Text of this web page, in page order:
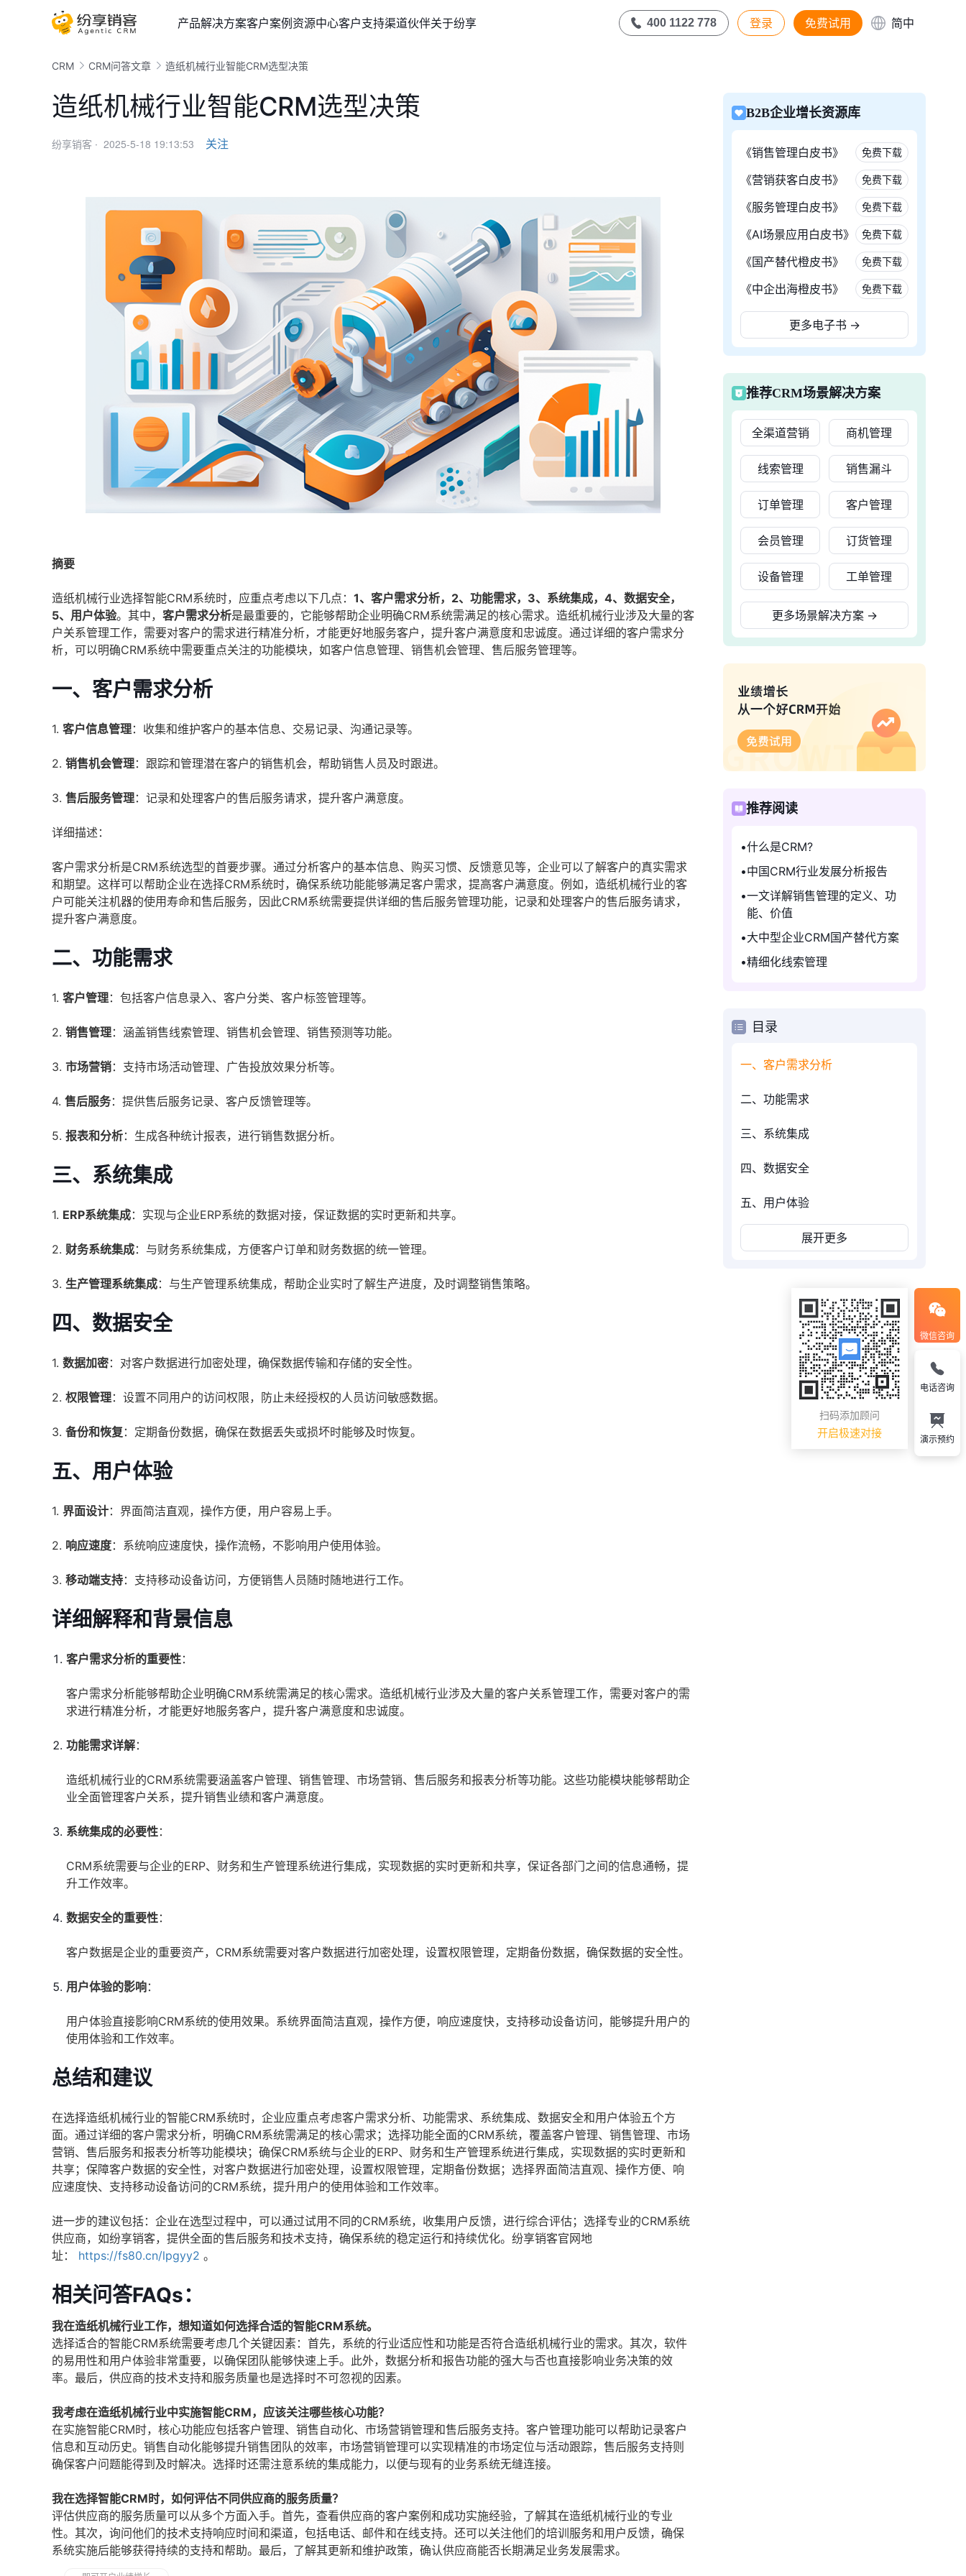
产品解决方案客户案例资源中心客户支持渠道伙伴关于纷享 400 1122 778 登录 免费试用 简中
CRM CRM问答文章 造纸机械行业智能CRM选型决策
造纸机械行业智能CRM选型决策
纷享销客 · 2025-5-18 19:13:53 关注
摘要
造纸机械行业选择智能CRM系统时，应重点考虑以下几点： 1、客户需求分析，2、功能需求，3、系统集成，4、数据安全，
5、用户体验。其中， 客户需求分析是最重要的，它能够帮助企业明确CRM系统需满足的核心需求。造纸机械行业涉及大量的客
户关系管理工作，需要对客户的需求进行精准分析，才能更好地服务客户，提升客户满意度和忠诚度。通过详细的客户需求分
析，可以明确CRM系统中需要重点关注的功能模块，如客户信息管理、销售机会管理、售后服务管理等。
一、客户需求分析
1. 客户信息管理：收集和维护客户的基本信息、交易记录、沟通记录等。
2. 销售机会管理：跟踪和管理潜在客户的销售机会，帮助销售人员及时跟进。
3. 售后服务管理：记录和处理客户的售后服务请求，提升客户满意度。
详细描述：
客户需求分析是CRM系统选型的首要步骤。通过分析客户的基本信息、购买习惯、反馈意见等，企业可以了解客户的真实需求
和期望。这样可以帮助企业在选择CRM系统时，确保系统功能能够满足客户需求，提高客户满意度。例如，造纸机械行业的客
户可能关注机器的使用寿命和售后服务，因此CRM系统需要提供详细的售后服务管理功能，记录和处理客户的售后服务请求，
提升客户满意度。
二、功能需求
1. 客户管理：包括客户信息录入、客户分类、客户标签管理等。
2. 销售管理：涵盖销售线索管理、销售机会管理、销售预测等功能。
3. 市场营销：支持市场活动管理、广告投放效果分析等。
4. 售后服务：提供售后服务记录、客户反馈管理等。
5. 报表和分析：生成各种统计报表，进行销售数据分析。
三、系统集成
1. ERP系统集成：实现与企业ERP系统的数据对接，保证数据的实时更新和共享。
2. 财务系统集成：与财务系统集成，方便客户订单和财务数据的统一管理。
3. 生产管理系统集成：与生产管理系统集成，帮助企业实时了解生产进度，及时调整销售策略。
四、数据安全
1. 数据加密：对客户数据进行加密处理，确保数据传输和存储的安全性。
2. 权限管理：设置不同用户的访问权限，防止未经授权的人员访问敏感数据。
3. 备份和恢复 ：定期备份数据，确保在数据丢失或损坏时能够及时恢复。
五、用户体验
1. 界面设计：界面简洁直观，操作方便，用户容易上手。
2. 响应速度：系统响应速度快，操作流畅，不影响用户使用体验。
3. 移动端支持：支持移动设备访问，方便销售人员随时随地进行工作。
详细解释和背景信息
客户需求分析的重要性：
客户需求分析能够帮助企业明确CRM系统需满足的核心需求。造纸机械行业涉及大量的客户关系管理工作，需要对客户的需
求进行精准分析，才能更好地服务客户，提升客户满意度和忠诚度。
功能需求详解：
造纸机械行业的CRM系统需要涵盖客户管理、销售管理、市场营销、售后服务和报表分析等功能。这些功能模块能够帮助企
业全面管理客户关系，提升销售业绩和客户满意度。
系统集成的必要性：
CRM系统需要与企业的ERP、财务和生产管理系统进行集成，实现数据的实时更新和共享，保证各部门之间的信息通畅，提
升工作效率。
数据安全的重要性：
客户数据是企业的重要资产，CRM系统需要对客户数据进行加密处理，设置权限管理，定期备份数据，确保数据的安全性。
用户体验的影响：
用户体验直接影响CRM系统的使用效果。系统界面简洁直观，操作方便，响应速度快，支持移动设备访问，能够提升用户的
使用体验和工作效率。
总结和建议
在选择造纸机械行业的智能CRM系统时，企业应重点考虑客户需求分析、功能需求、系统集成、数据安全和用户体验五个方
面。通过详细的客户需求分析，明确CRM系统需满足的核心需求；选择功能全面的CRM系统，覆盖客户管理、销售管理、市场
营销、售后服务和报表分析等功能模块；确保CRM系统与企业的ERP、财务和生产管理系统进行集成，实现数据的实时更新和
共享；保障客户数据的安全性，对客户数据进行加密处理，设置权限管理，定期备份数据；选择界面简洁直观、操作方便、响
应速度快、支持移动设备访问的CRM系统，提升用户的使用体验和工作效率。
进一步的建议包括：企业在选型过程中，可以通过试用不同的CRM系统，收集用户反馈，进行综合评估；选择专业的CRM系统
供应商，如纷享销客，提供全面的售后服务和技术支持，确保系统的稳定运行和持续优化。纷享销客官网地
址：
https://fs80.cn/lpgyy2 。
相关问答FAQs：
我在造纸机械行业工作，想知道如何选择合适的智能CRM系统。
选择适合的智能CRM系统需要考虑几个关键因素：首先，系统的行业适应性和功能是否符合造纸机械行业的需求。其次，软件
的易用性和用户体验非常重要，以确保团队能够快速上手。此外，数据分析和报告功能的强大与否也直接影响业务决策的效
率。最后，供应商的技术支持和服务质量也是选择时不可忽视的因素。
我考虑在造纸机械行业中实施智能CRM，应该关注哪些核心功能？
在实施智能CRM时，核心功能应包括客户管理、销售自动化、市场营销管理和售后服务支持。客户管理功能可以帮助记录客户
信息和互动历史。销售自动化能够提升销售团队的效率，市场营销管理可以实现精准的市场定位与活动跟踪，售后服务支持则
确保客户问题能得到及时解决。选择时还需注意系统的集成能力，以便与现有的业务系统无缝连接。
我在选择智能CRM时，如何评估不同供应商的服务质量？
评估供应商的服务质量可以从多个方面入手。首先，查看供应商的客户案例和成功实施经验，了解其在造纸机械行业的专业
性。其次，询问他们的技术支持响应时间和渠道，包括电话、邮件和在线支持。还可以关注他们的培训服务和用户反馈，确保
系统实施后能够获得持续的支持和帮助。最后，了解其更新和维护政策，确认供应商能否长期满足业务发展需求。
B2B企业增长资源库
《销售管理白皮书》 免费下载
《营销获客白皮书》 免费下载
《服务管理白皮书》 免费下载
《AI场景应用白皮书》 免费下载
《国产替代橙皮书》 免费下载
《中企出海橙皮书》 免费下载
更多电子书 →
推荐CRM场景解决方案
全渠道营销 商机管理
线索管理 销售漏斗
订单管理 客户管理
会员管理 订货管理
设备管理 工单管理
更多场景解决方案 →
推荐阅读
什么是CRM?
中国CRM行业发展分析报告
一文详解销售管理的定义、功
能、价值
大中型企业CRM国产替代方案
精细化线索管理
目录
一、客户需求分析
二、功能需求
三、系统集成
四、数据安全
五、用户体验
展开更多
微信咨询
扫码添加顾问
开启极速对接
电话咨询
演示预约